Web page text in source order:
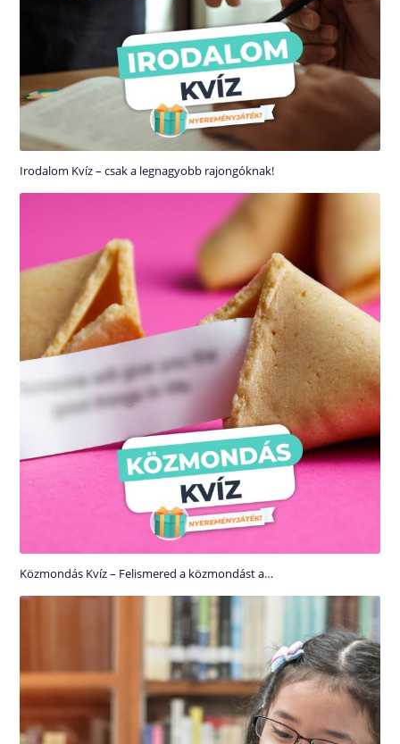
Irodalom Kvíz – csak a legnagyobb rajongóknak!
Közmondás Kvíz – Felismered a közmondást a…